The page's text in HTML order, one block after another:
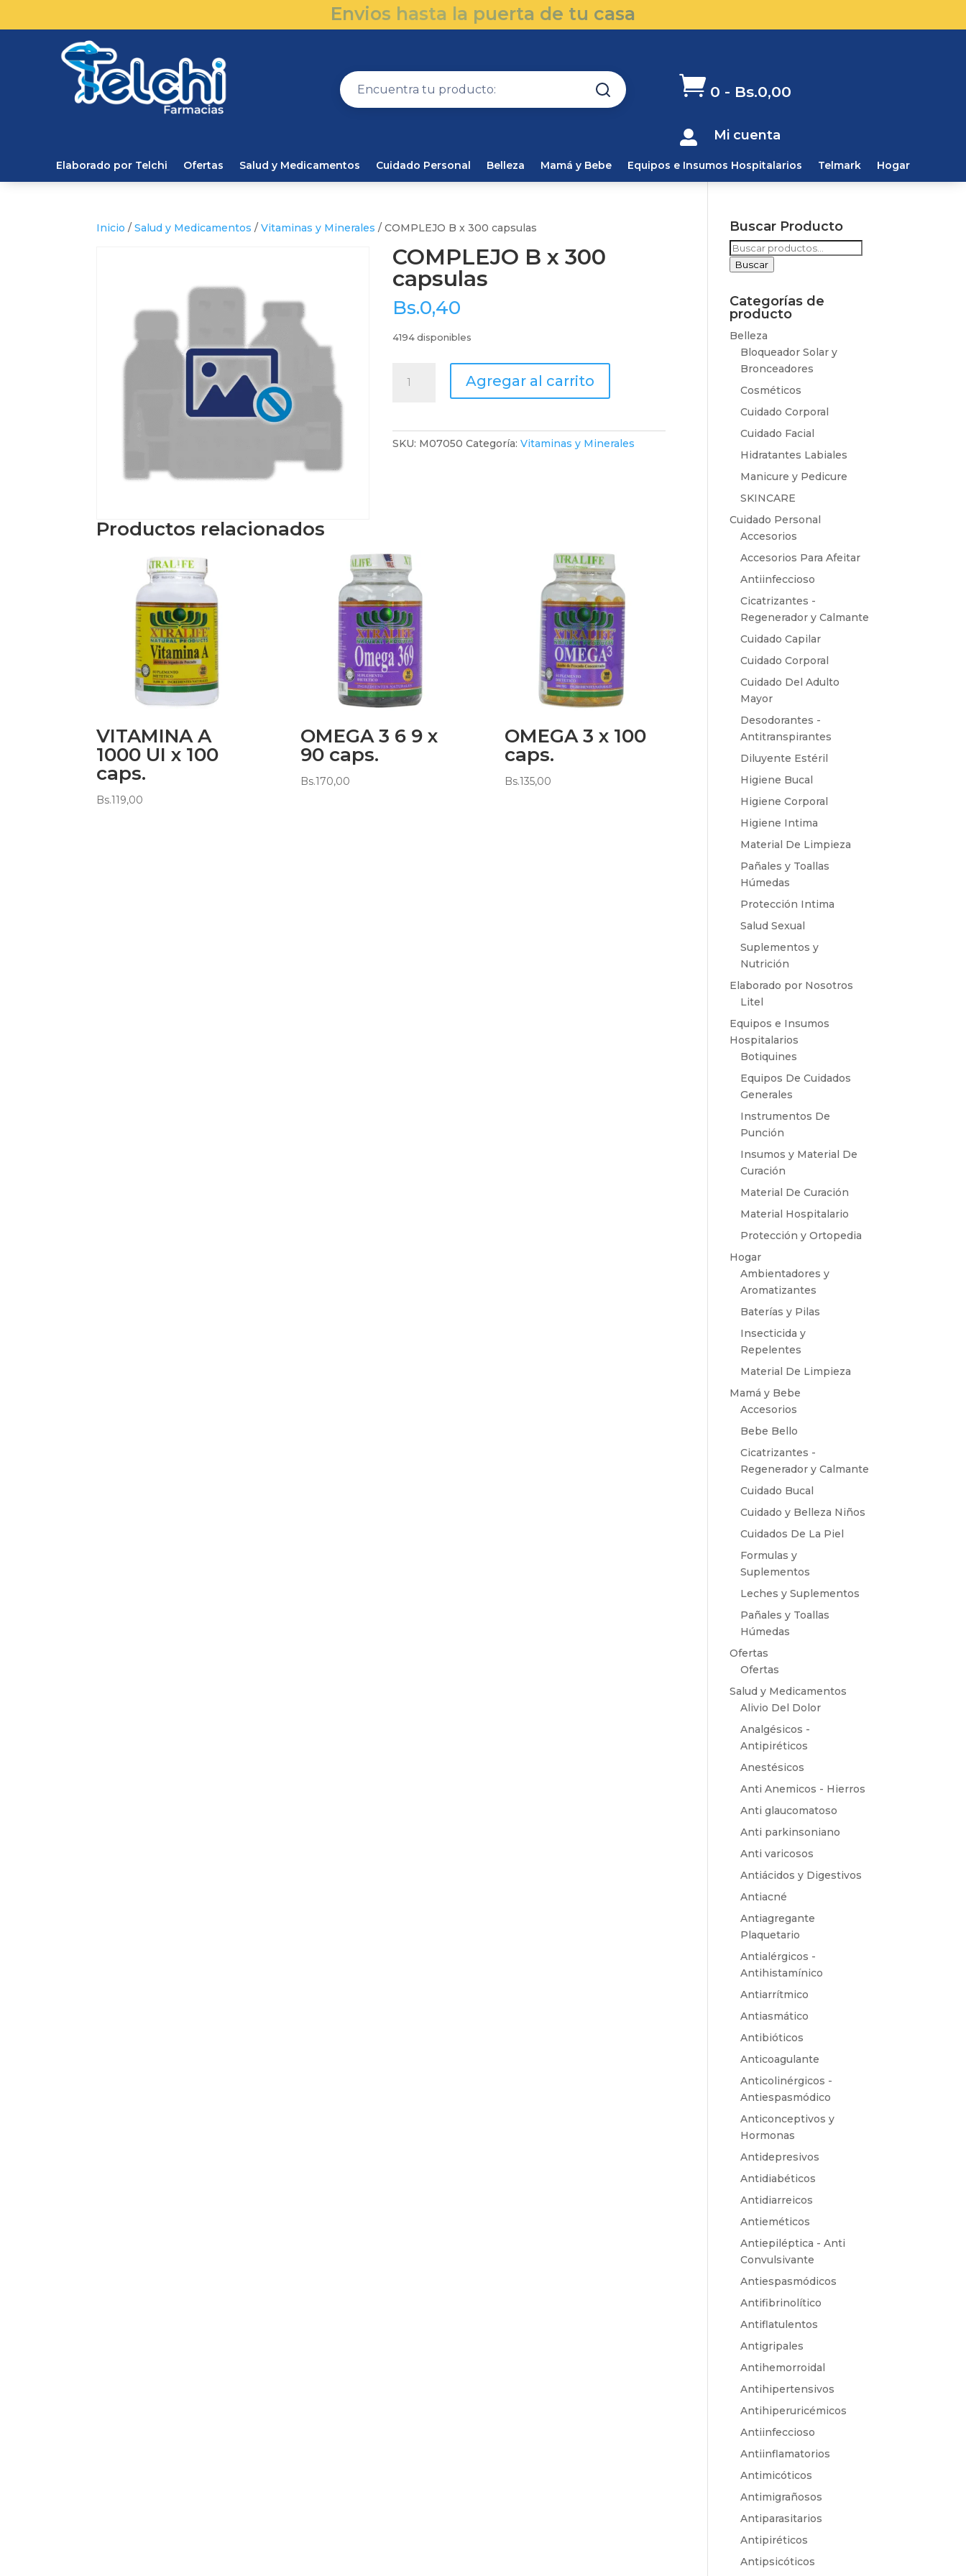
Envios hasta la puerta de tu casa
 0 - Bs.0,00
 Mi cuenta
Elaborado por Telchi Ofertas Salud y Medicamentos Cuidado Personal Belleza Mamá y Bebe Equipos e Insumos Hospitalarios Telmark Hogar
Inicio /Salud y Medicamentos /Vitaminas y Minerales / COMPLEJO B x 300 capsulas
COMPLEJO B x 300
capsulas
Bs.0,40
4194 disponibles
Agregar al carrito
SKU: M07050 Categoría:Vitaminas y Minerales
Productos relacionados
VITAMINA A
1000 UI x 100
caps.
Bs.119,00
OMEGA 3 6 9 x
90 caps.
Bs.170,00
OMEGA 3 x 100
caps.
Bs.135,00
Buscar Producto
Buscar
por:
Buscar
Categorías de
producto
Belleza
Bloqueador Solar y
Bronceadores
Cosméticos
Cuidado Corporal
Cuidado Facial
Hidratantes Labiales
Manicure y Pedicure
SKINCARE
Cuidado Personal
Accesorios
Accesorios Para Afeitar
Antiinfeccioso
Cicatrizantes -
Regenerador y Calmante
Cuidado Capilar
Cuidado Corporal
Cuidado Del Adulto
Mayor
Desodorantes -
Antitranspirantes
Diluyente Estéril
Higiene Bucal
Higiene Corporal
Higiene Intima
Material De Limpieza
Pañales y Toallas
Húmedas
Protección Intima
Salud Sexual
Suplementos y
Nutrición
Elaborado por Nosotros
Litel
Equipos e Insumos
Hospitalarios
Botiquines
Equipos De Cuidados
Generales
Instrumentos De
Punción
Insumos y Material De
Curación
Material De Curación
Material Hospitalario
Protección y Ortopedia
Hogar
Ambientadores y
Aromatizantes
Baterías y Pilas
Insecticida y
Repelentes
Material De Limpieza
Mamá y Bebe
Accesorios
Bebe Bello
Cicatrizantes -
Regenerador y Calmante
Cuidado Bucal
Cuidado y Belleza Niños
Cuidados De La Piel
Formulas y
Suplementos
Leches y Suplementos
Pañales y Toallas
Húmedas
Ofertas
Ofertas
Salud y Medicamentos
Alivio Del Dolor
Analgésicos -
Antipiréticos
Anestésicos
Anti Anemicos - Hierros
Anti glaucomatoso
Anti parkinsoniano
Anti varicosos
Antiácidos y Digestivos
Antiacné
Antiagregante
Plaquetario
Antialérgicos -
Antihistamínico
Antiarrítmico
Antiasmático
Antibióticos
Anticoagulante
Anticolinérgicos -
Antiespasmódico
Anticonceptivos y
Hormonas
Antidepresivos
Antidiabéticos
Antidiarreicos
Antieméticos
Antiepiléptica - Anti
Convulsivante
Antiespasmódicos
Antifibrinolítico
Antiflatulentos
Antigripales
Antihemorroidal
Antihipertensivos
Antihiperuricémicos
Antiinfeccioso
Antiinflamatorios
Antimicóticos
Antimigrañosos
Antiparasitarios
Antipiréticos
Antipsicóticos